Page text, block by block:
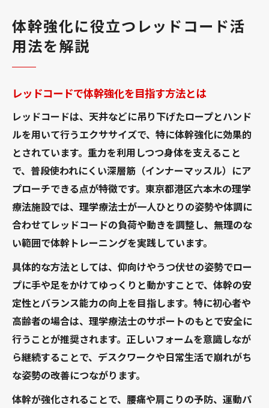
体幹強化に役立つレッドコード活
用法を解説
レッドコードで体幹強化を目指す方法とは
レッドコードは、天井などに吊り下げたロープとハンド
ルを用いて行うエクササイズで、特に体幹強化に効果的
とされています。重力を利用しつつ身体を支えること
で、普段使われにくい深層筋（インナーマッスル）にア
プローチできる点が特徴です。東京都港区六本木の理学
療法施設では、理学療法士が一人ひとりの姿勢や体調に
合わせてレッドコードの負荷や動きを調整し、無理のな
い範囲で体幹トレーニングを実践しています。
具体的な方法としては、仰向けやうつ伏せの姿勢でロー
プに手や足をかけてゆっくりと動かすことで、体幹の安
定性とバランス能力の向上を目指します。特に初心者や
高齢者の場合は、理学療法士のサポートのもとで安全に
行うことが推奨されます。正しいフォームを意識しなが
ら継続することで、デスクワークや日常生活で崩れがち
な姿勢の改善につながります。
体幹が強化されることで、腰痛や肩こりの予防、運動パ